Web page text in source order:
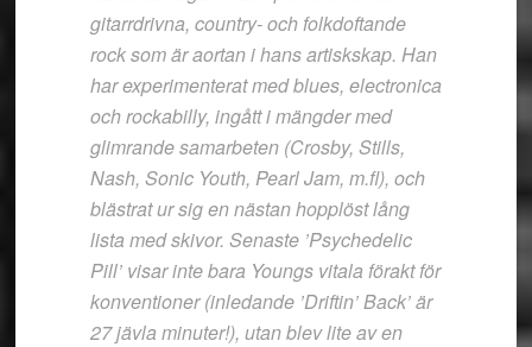
gitarrdrivna, country- och folkdoftande
rock som är aortan i hans artiskskap. Han
har experimenterat med blues, electronica
och rockabilly, ingått i mängder med
glimrande samarbeten (Crosby, Stills,
Nash, Sonic Youth, Pearl Jam, m.fl), och
blästrat ur sig en nästan hopplöst lång
lista med skivor. Senaste ’Psychedelic
Pill’ visar inte bara Youngs vitala förakt för
konventioner (inledande ’Driftin’ Back’ är
27 jävla minuter!), utan blev lite av en